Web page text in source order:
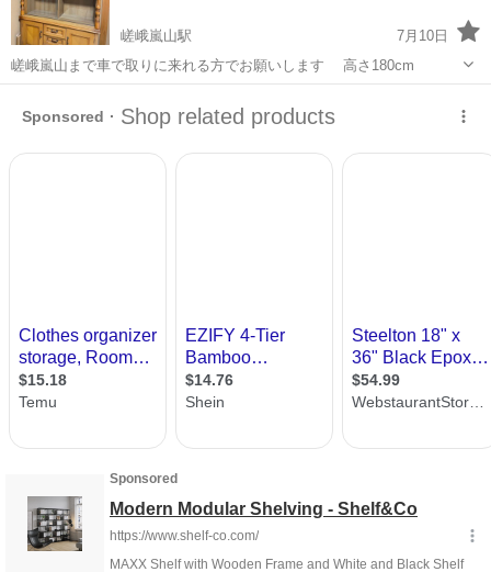
嵯峨嵐山駅
7月10日
嵯峨嵐山まで車で取りに来れる方でお願いします 高さ180cm